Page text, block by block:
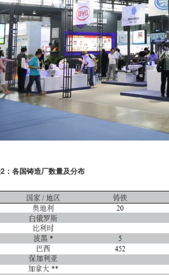
：各国铸造厂数量及分布